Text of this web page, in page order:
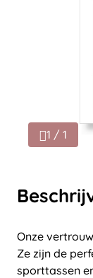
1 / 1
Onze
Ze zijn de
sporttassen